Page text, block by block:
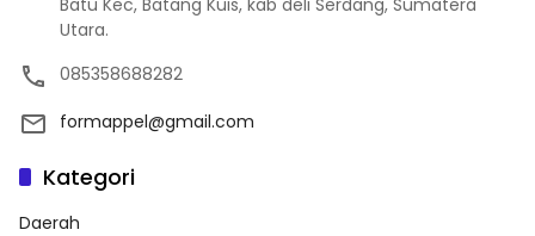
Batu Kec, Batang Kuis, kab deli Serdang, Sumatera
Utara.
085358688282
formappel@gmail.com
Kategori
Daerah